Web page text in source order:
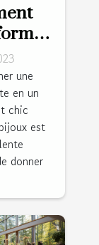
un
une
en un
chic
est
donner